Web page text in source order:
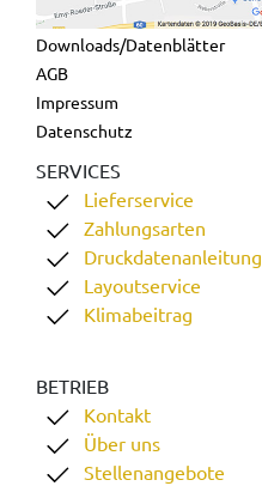
Downloads/Datenblätter
AGB
Impressum
Datenschutz
SERVICES
Lieferservice
Zahlungsarten
Druckdatenanleitung
Layoutservice
Klimabeitrag
BETRIEB
Kontakt
Über uns
Stellenangebote